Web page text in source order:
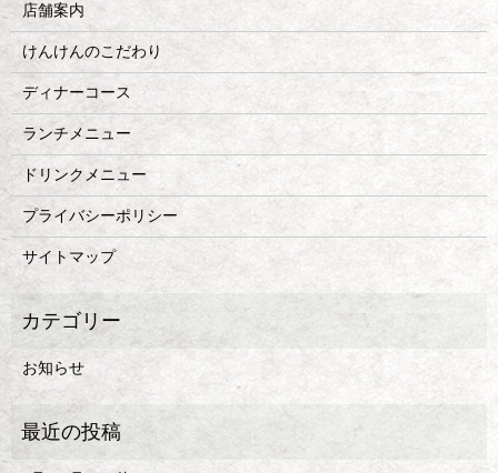
店舗案内
けんけんのこだわり
ディナーコース
ランチメニュー
ドリンクメニュー
プライバシーポリシー
サイトマップ
お知らせ